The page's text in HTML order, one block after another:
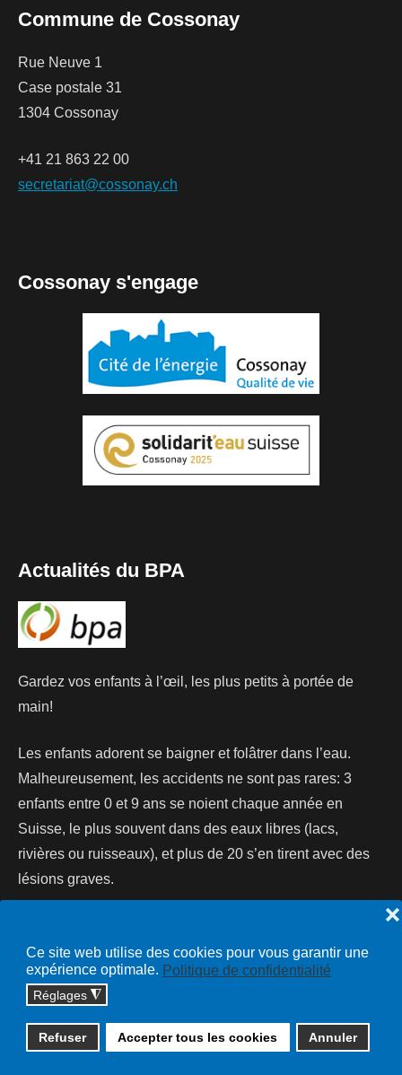
Ce site web utilise des cookies pour vous garantir une
expérience optimale. Politique de confidentialité
Réglages ◮
Refuser Accepter tous les cookies Annuler
❌
Commune de Cossonay
Rue Neuve 1
Case postale 31
1304 Cossonay
+41 21 863 22 00
secretariat@cossonay.ch
Cossonay s'engage
Actualités du BPA
Gardez vos enfants à l’œil, les plus petits à portée de
main!
Les enfants adorent se baigner et folâtrer dans l’eau.
Malheureusement, les accidents ne sont pas rares: 3
enfants entre 0 et 9 ans se noient chaque année en
Suisse, le plus souvent dans des eaux libres (lacs,
rivières ou ruisseaux), et plus de 20 s’en tirent avec des
lésions graves.
Copyright © 2026 cossonay.ch - tous droits réservés | site :
solutions informatiques